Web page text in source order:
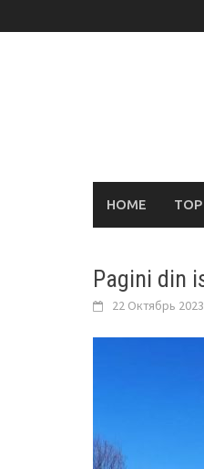
to
HOME
Pagini din
22 Октябрь 2023